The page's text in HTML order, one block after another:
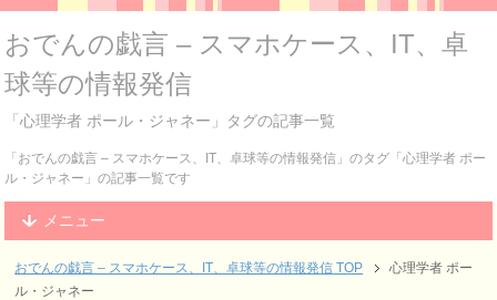
おでんの戯言 – スマホケース、IT、卓
球等の情報発信
「心理学者 ポール・ジャネー」タグの記事一覧
「おでんの戯言 – スマホケース、IT、卓球等の情報発信」のタグ「心理学者 ポー
ル・ジャネー」の記事一覧です
メニュー
おでんの戯言 – スマホケース、IT、卓球等の情報発信 TOP
心理学者 ポー
ル・ジャネー